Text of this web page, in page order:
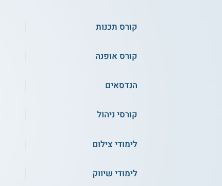
קורס תכנות
קורס אופנה
הנדסאים
קורסי ניהול
לימודי צילום
לימודי שיווק